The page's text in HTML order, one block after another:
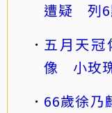
遭疑 列6
五月天
像 小玫
66歲徐乃